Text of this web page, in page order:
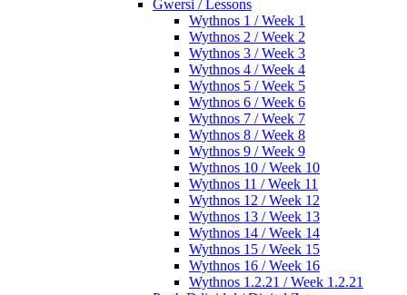
Gwersi / Lessons
Wythnos 1 / Week 1
Wythnos 2 / Week 2
Wythnos 3 / Week 3
Wythnos 4 / Week 4
Wythnos 5 / Week 5
Wythnos 6 / Week 6
Wythnos 7 / Week 7
Wythnos 8 / Week 8
Wythnos 9 / Week 9
Wythnos 10 / Week 10
Wythnos 11 / Week 11
Wythnos 12 / Week 12
Wythnos 13 / Week 13
Wythnos 14 / Week 14
Wythnos 15 / Week 15
Wythnos 16 / Week 16
Wythnos 1.2.21 / Week 1.2.21